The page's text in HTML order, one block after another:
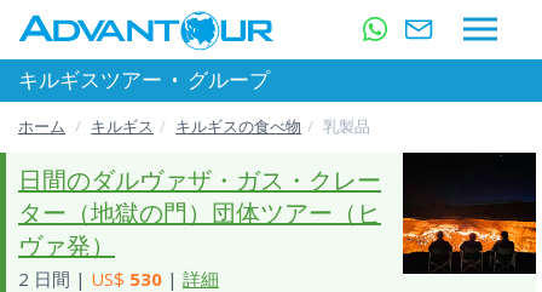
キルギスツアー • グループ
ホーム キルギス キルギスの食べ物 乳製品
日間のダルヴァザ・ガス・クレー
ター（地獄の門）団体ツアー（ヒ
ヴァ発）
2 日間 | US$ 530 | 詳細